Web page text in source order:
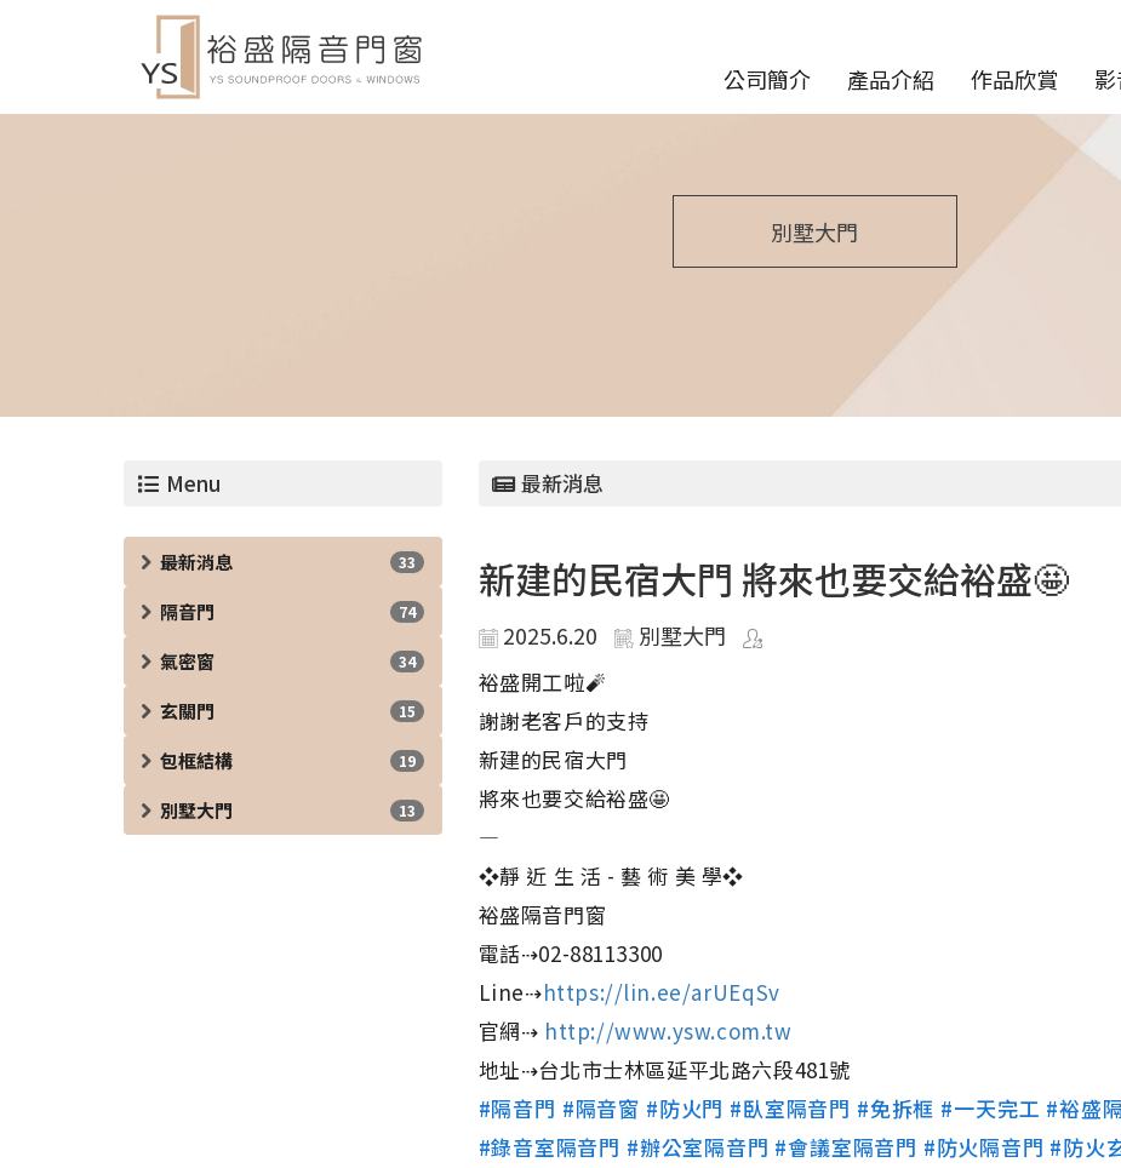
公司簡介 產品介紹 作品欣賞
別墅大門
Menu
最新消息 33
隔音門 74
氣密窗 34
玄關門 15
包框結構 19
別墅大門 13
最新消息
新建的民宿大門 將來也要交給裕盛🤩
2025.6.20 別墅大門
裕盛開工啦🧨
謝謝老客戶的支持
新建的民宿大門
將來也要交給裕盛🤩
—
❖靜 近 生 活 - 藝 術 美 學❖
裕盛隔音門窗
電話⇢02-88113300
Line⇢https://lin.ee/arUEqSv
官網⇢ http://www.ysw.com.tw
地址⇢台北市士林區延平北路六段481號
#隔音門 #隔音窗 #防火門 #臥室隔音門 #免拆框 #一天完工 #裕盛
#錄音室隔音門 #辦公室隔音門 #會議室隔音門 #防火隔音門 #防火